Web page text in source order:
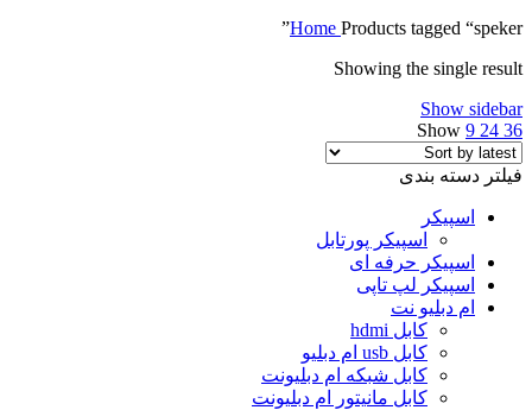
Home Products tagged “speker”
Showing the single result
Show sidebar
Show 9 24 36
فیلتر دسته بندی
اسپیکر
اسپیکر پورتابل
اسپیکر حرفه ای
اسپیکر لپ تاپی
ام دبلیو نت
کابل hdmi
کابل usb ام دبلیو
کابل شبکه ام دبلیونت
کابل مانیتور ام دبلیونت